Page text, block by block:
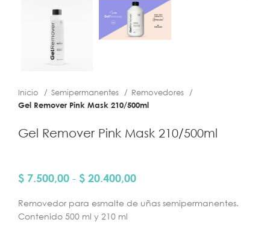
Inicio Semipermanentes
Removedores
Gel Remover Pink Mask 210/500ml
Gel Remover Pink Mask 210/500ml
$ 7.500,00 - $ 20.400,00
Removedor para esmalte de uñas semipermanentes.
Contenido 500 ml y 210 ml